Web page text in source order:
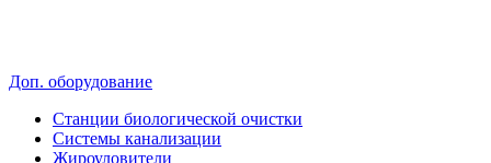
Доп. оборудование
Станции биологической очистки
Системы канализации
Жироуловители